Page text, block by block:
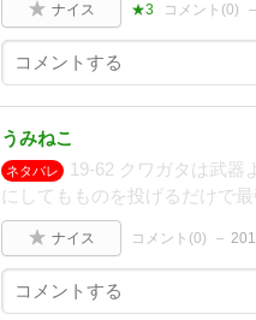
ナイス ★3 コメント(0)
うみねこ
ネタバレ
19-62 クワガタは武器
にしてもものを投げるだけで最
ナイス コメント(0)